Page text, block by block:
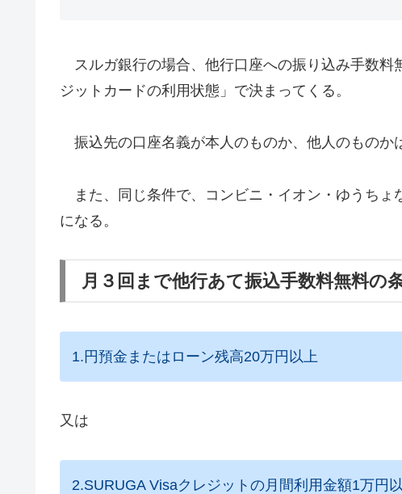
スルガ銀行の場合、他行口座への振り込み手数料
ジットカードの利用状態」で決まってくる。
振込先の口座名義が本人のものか、他人のものか
また、同じ条件で、コンビニ・イオン・ゆうちょ
になる。
月３回まで他行あて振込手数料無料の
1.円預金またはローン残高20万円以上
又は
2.SURUGA Visaクレジットの月間利用金額1万円以